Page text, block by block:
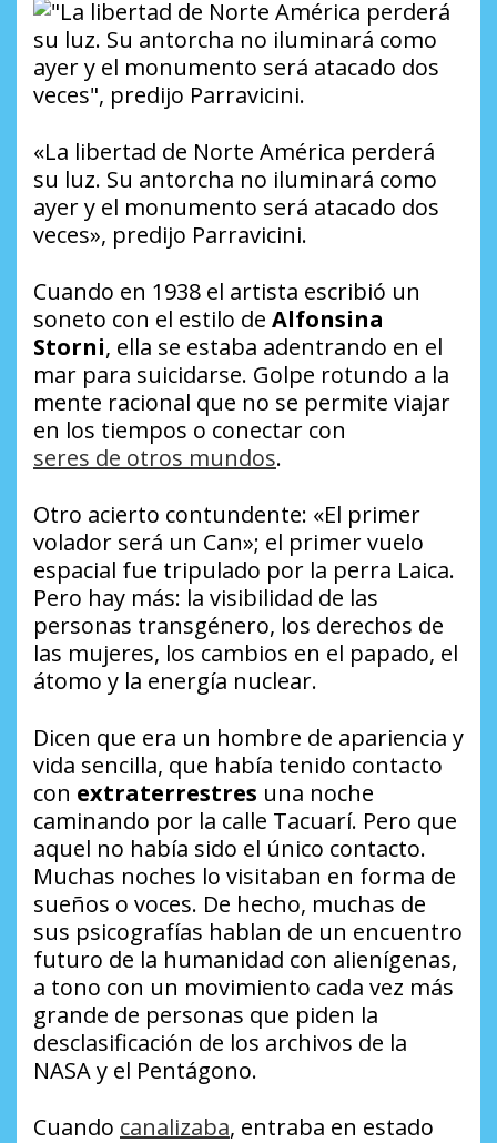
«La libertad de Norte América perderá
su luz. Su antorcha no iluminará como
ayer y el monumento será atacado dos
veces», predijo Parravicini.
Cuando en 1938 el artista escribió un
soneto con el estilo de Alfonsina
Storni, ella se estaba adentrando en el
mar para suicidarse. Golpe rotundo a la
mente racional que no se permite viajar
en los tiempos o conectar con
seres de otros mundos.
Otro acierto contundente: «El primer
volador será un Can»; el primer vuelo
espacial fue tripulado por la perra Laica.
Pero hay más: la visibilidad de las
personas transgénero, los derechos de
las mujeres, los cambios en el papado, el
átomo y la energía nuclear.
Dicen que era un hombre de apariencia y
vida sencilla, que había tenido contacto
con extraterrestres una noche
caminando por la calle Tacuarí. Pero que
aquel no había sido el único contacto.
Muchas noches lo visitaban en forma de
sueños o voces. De hecho, muchas de
sus psicografías hablan de un encuentro
futuro de la humanidad con alienígenas,
a tono con un movimiento cada vez más
grande de personas que piden la
desclasificación de los archivos de la
NASA y el Pentágono.
Cuando canalizaba, entraba en estado